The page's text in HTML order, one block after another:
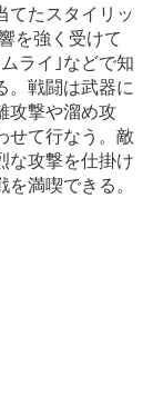
てたスタイリッ
を強く受けて
ライ｣などで知
。戦闘は武器に
攻撃や溜め攻
せて行なう。敵
な攻撃を仕掛け
満喫できる。